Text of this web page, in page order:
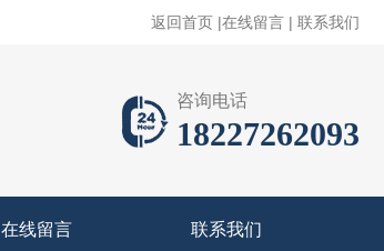
返回首页 |在线留言 | 联系我们
咨询电话
18227262093
在线留言 联系我们